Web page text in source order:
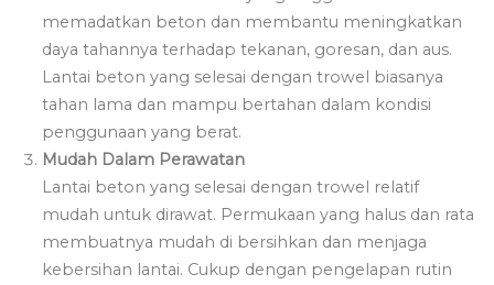
memadatkan beton dan membantu meningkatkan
daya tahannya terhadap tekanan, goresan, dan aus.
Lantai beton yang selesai dengan trowel biasanya
tahan lama dan mampu bertahan dalam kondisi
penggunaan yang berat.
Mudah Dalam Perawatan
Lantai beton yang selesai dengan trowel relatif
mudah untuk dirawat. Permukaan yang halus dan rata
membuatnya mudah di bersihkan dan menjaga
kebersihan lantai. Cukup dengan pengelapan rutin